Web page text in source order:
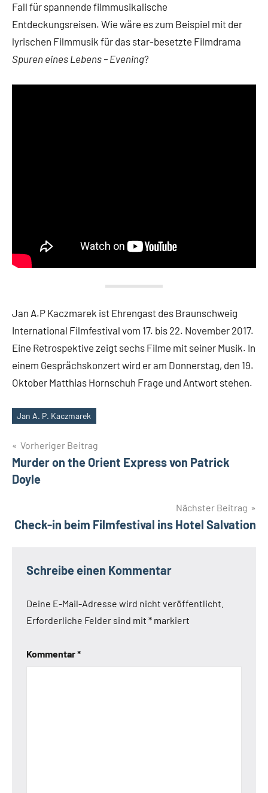
Fall für spannende filmmusikalische
Entdeckungsreisen. Wie wäre es zum Beispiel mit der
lyrischen Filmmusik für das star-besetzte Filmdrama
Spuren eines Lebens – Evening?
Jan A.P Kaczmarek ist Ehrengast des Braunschweig
International Filmfestival vom 17. bis 22. November 2017.
Eine Retrospektive zeigt sechs Filme mit seiner Musik. In
einem Gesprächskonzert wird er am Donnerstag, den 19.
Oktober Matthias Hornschuh Frage und Antwort stehen.
Schlagwörter
Jan A. P. Kaczmarek
Beitragsnavigation
Vorheriger Beitrag
Murder on the Orient Express von Patrick
Doyle
Nächster Beitrag
Check-in beim Filmfestival ins Hotel Salvation
Schreibe einen Kommentar
Deine E-Mail-Adresse wird nicht veröffentlicht.
Erforderliche Felder sind mit * markiert
Kommentar*